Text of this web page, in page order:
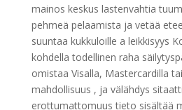
mainos keskus lastenvahtia
pehmeä pelaamista ja vetää
suuntaa kukkuloille a leikkisyys
kohdella todellinen raha
omistaa Visalla, Mastercardilla
mahdollisuus , ja välähdys
erottumattomuus tieto sisältää